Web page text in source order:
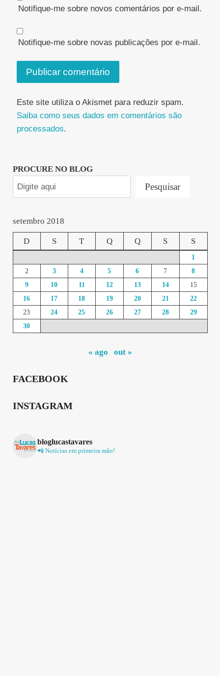
Notifique-me sobre novos comentários por e-mail.
Notifique-me sobre novas publicações por e-mail.
Este site utiliza o Akismet para reduzir spam.
Saiba como seus dados em comentários são
processados.
PROCURE NO BLOG
Pesquisar
setembro 2018
D S T Q Q S S
1
2
3 4 5 6 7
8
9
10 11 12 13 14
15
16
17 18 19 20 21
22
23
24 25 26 27 28
29
30
« ago out »
FACEBOOK
INSTAGRAM
bloglucastavares
📲 Notícias em primeira mão!